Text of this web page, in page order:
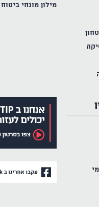
מילון מונחי ביטוח